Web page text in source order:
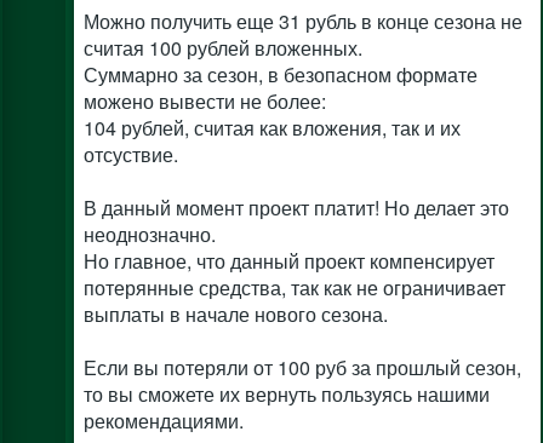
Можно получить еще 31 рубль в конце сезона не
считая 100 рублей вложенных.
Суммарно за сезон, в безопасном формате
можено вывести не более:
104 рублей, считая как вложения, так и их
отсуствие.
В данный момент проект платит! Но делает это
неоднозначно.
Но главное, что данный проект компенсирует
потерянные средства, так как не ограничивает
выплаты в начале нового сезона.
Если вы потеряли от 100 руб за прошлый сезон,
то вы сможете их вернуть пользуясь нашими
рекомендациями.